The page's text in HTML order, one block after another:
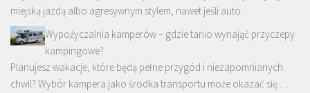
miejską jazdą albo agresywnym stylem, nawet jeśli auto …
Wypożyczalnia kamperów – gdzie tanio wynająć przyczepy
kampingowe?
Planujesz wakacje, które będą pełne przygód i niezapomnianych
chwil? Wybór kampera jako środka transportu może okazać się …